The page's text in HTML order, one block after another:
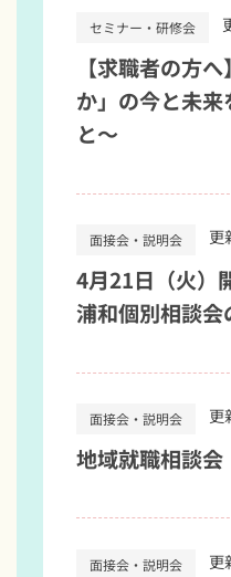
セミナー・研修会
【求職者の方
か」の今と未
と～
面接会・説明会 更
4月21日（火
浦和個別相談会
面接会・説明会 更
地域就職相談会
面接会・説明会 更